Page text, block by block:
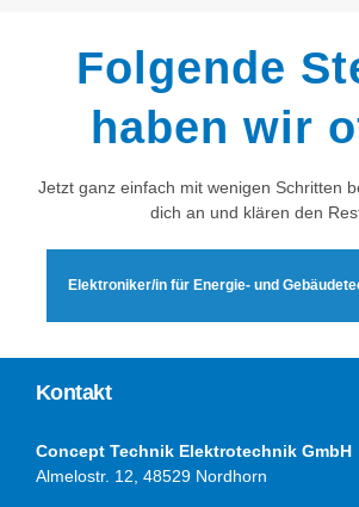
Folgende
haben wir
Jetzt ganz einfach mit wenigen Schritten
dich an und klären den
Elektroniker/in für Energie- und
Kontakt
Concept Technik Elektrotechnik GmbH
Almelostr. 12, 48529 Nordhorn